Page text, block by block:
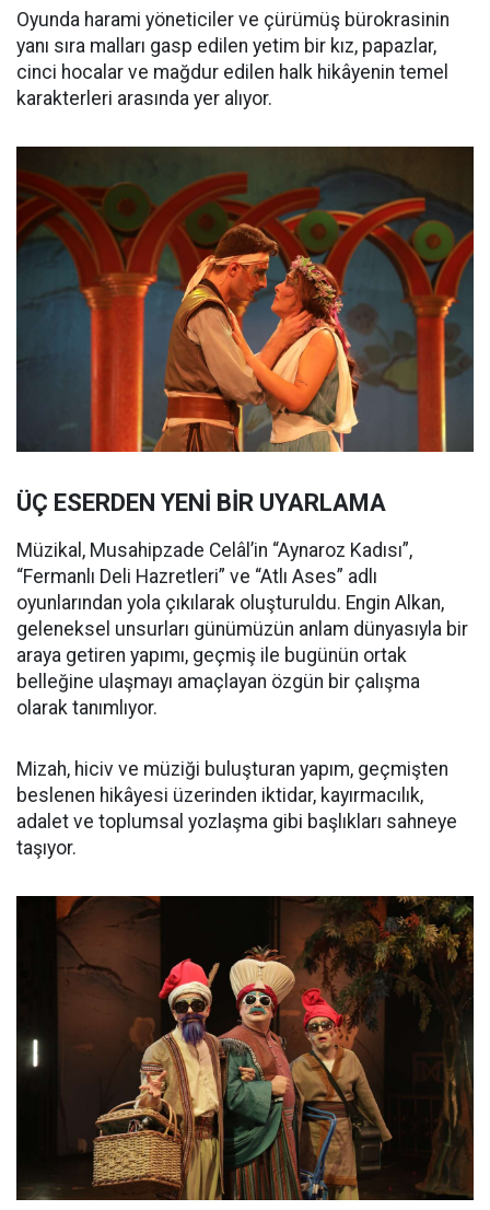
Oyunda harami yöneticiler ve çürümüş bürokrasinin
yanı sıra malları gasp edilen yetim bir kız, papazlar,
cinci hocalar ve mağdur edilen halk hikâyenin temel
karakterleri arasında yer alıyor.
ÜÇ ESERDEN YENİ BİR UYARLAMA
Müzikal, Musahipzade Celâl’in “Aynaroz Kadısı”,
“Fermanlı Deli Hazretleri” ve “Atlı Ases” adlı
oyunlarından yola çıkılarak oluşturuldu. Engin Alkan,
geleneksel unsurları günümüzün anlam dünyasıyla bir
araya getiren yapımı, geçmiş ile bugünün ortak
belleğine ulaşmayı amaçlayan özgün bir çalışma
olarak tanımlıyor.
Mizah, hiciv ve müziği buluşturan yapım, geçmişten
beslenen hikâyesi üzerinden iktidar, kayırmacılık,
adalet ve toplumsal yozlaşma gibi başlıkları sahneye
taşıyor.